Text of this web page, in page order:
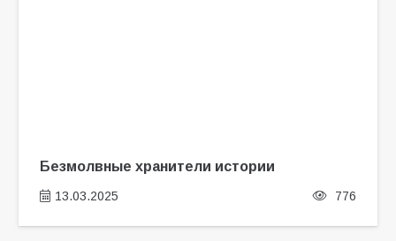
Безмолвные хранители истории
13.03.2025 776